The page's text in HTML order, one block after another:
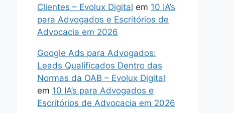
Clientes – Evolux Digital em 10 IA’s
para Advogados e Escritórios de
Advocacia em 2026
Google Ads para Advogados:
Leads Qualificados Dentro das
Normas da OAB – Evolux Digital
em 10 IA’s para Advogados e
Escritórios de Advocacia em 2026